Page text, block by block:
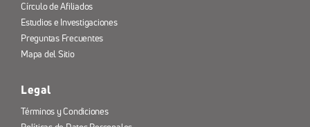
Círculo de Afiliados
Estudios e Investigaciones
Preguntas Frecuentes
Mapa del Sitio
Legal
Términos y Condiciones